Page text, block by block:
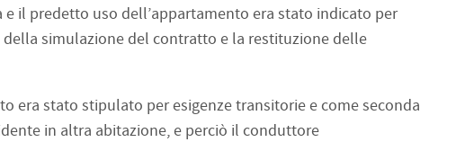
il predetto uso dell’appartamento era stato indicato per
della simulazione del contratto e la restituzione delle
era stato stipulato per esigenze transitorie e come seconda
in altra abitazione, e perciò il conduttore